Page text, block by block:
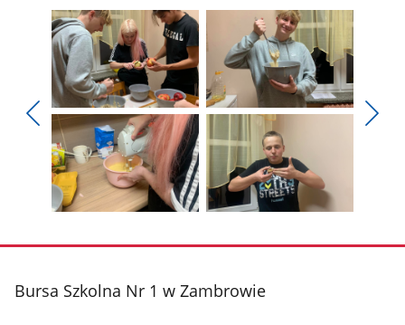
Pokaż
poprzednie
zdjęcia
Pokaż
zdjęcie
1
z
galerii.
Pokaż
zdjęcie
galerii.
galerii.
galerii.
stopka
Bursa Szkolna Nr 1 w Zambrowie